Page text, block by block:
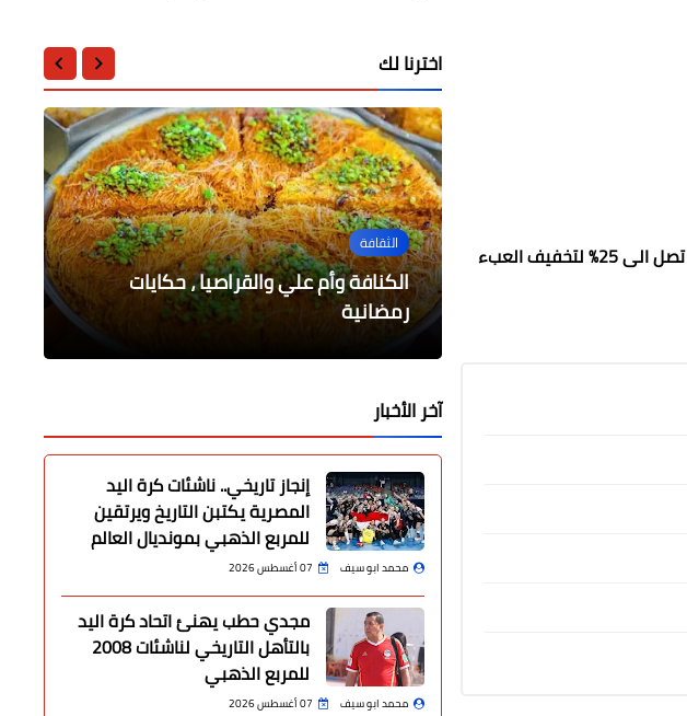
وكشف معالي الوزير عن توجيهه للشركة القابضة بان تكون الحلوى المطروحة بجودة عالية وبتخفيضات تصل الى 25% لتخفيف العبء
اخترنا لك
الثقافة
الكنافة وأم علي والقراصيا ، حكايات
رمضانية
الثقافة
صالح الشرنوبي رائد الشعر الحديث
الثقافة
ليلة رؤية هلال رمضان
الثقافة
"رمضان كريم"
عاجل
عاجل / زلزال جديد يضرب مصر بمحافظة
أسوان
آخر الأخبار
إنجاز تاريخي.. ناشئات كرة اليد
المصرية يكتبن التاريخ ويرتقين
للمربع الذهبي بمونديال العالم
محمد ابو سيف 07 أغسطس 2026
مجدي حطب يهنئ اتحاد كرة اليد
بالتأهل التاريخي لناشئات 2008
للمربع الذهبي
محمد ابو سيف 07 أغسطس 2026